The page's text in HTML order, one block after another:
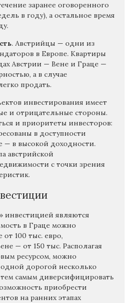
заранее оговоренного
в году), а остальное время
. Австрийцы — одни из
в Европе. Квартиры
Австрии — Вене и Граце —
а в случае
продать.
инвестирования имеет
и отрицательные стороны.
и приоритеты инвесторов:
в доступности
— в высокой доходности.
австрийской
с точки зрения
инвестицией являются
в Граце можно
100 тыс. евро,
— от 150 тыс. Располагая
ресурсом, можно
дорогой несколько
самым диверсифицировать
приобрести
на ранних этапах